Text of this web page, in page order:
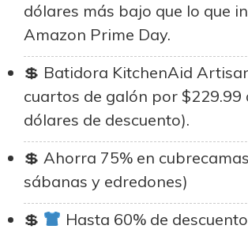
dólares más bajo que lo que
Amazon Prime Day.
Batidora KitchenAid
cuartos de galón por $229.99
dólares de descuento).
Ahorra 75% en
sábanas y edredones)
Hasta 60% de